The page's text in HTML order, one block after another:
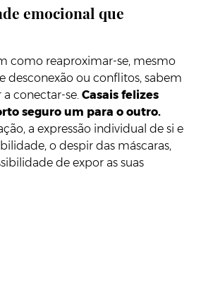
emocional que
como reaproximar-se, mesmo
desconexão ou conflitos, sabem
a conectar-se. Casais felizes
seguro um para o outro.
a expressão individual de si e
o despir das máscaras,
de expor as suas